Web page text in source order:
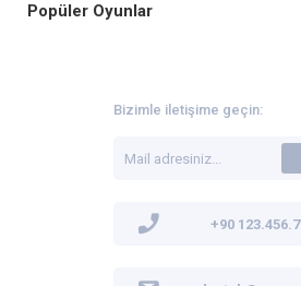
Popüler Oyunlar
Bizimle iletişime geçin:
+90